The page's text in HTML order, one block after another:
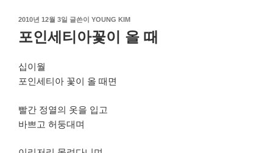
작
일
2010년 12월 3일 글쓴이 YOUNG KIM
포인세티아꽃이 올 때
십이월
포인세티아 꽃이 올 때면
빨간 정열의 옷을 입고
바쁘고 허둥대며